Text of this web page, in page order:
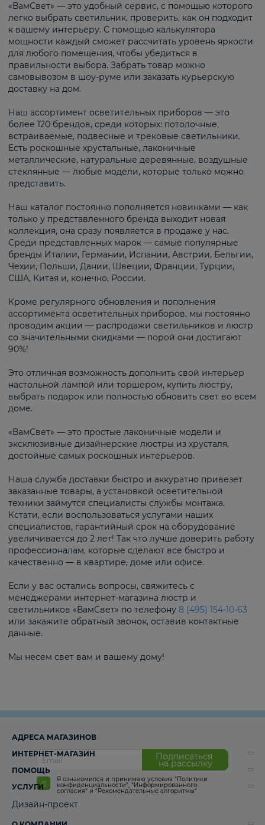
«ВамСвет» — это удобный сервис, с помощью которого
легко выбрать светильник, проверить, как он подходит
к вашему интерьеру. С помощью калькулятора
мощности каждый сможет рассчитать уровень яркости
для любого помещения, чтобы убедиться в
правильности выбора. Забрать товар можно
самовывозом в шоу-руме или заказать курьерскую
доставку на дом.
Наш ассортимент осветительных приборов — это
более 120 брендов, среди которых: потолочные,
встраиваемые, подвесные и трековые светильники.
Есть роскошные хрустальные, лаконичные
металлические, натуральные деревянные, воздушные
стеклянные — любые модели, которые только можно
представить.
Наш каталог постоянно пополняется новинками — как
только у представленного бренда выходит новая
коллекция, она сразу появляется в продаже у нас.
Среди представленных марок — самые популярные
бренды Италии, Германии, Испании, Австрии, Бельгии,
Чехии, Польши, Дании, Швеции, Франции, Турции,
США, Китая и, конечно, России.
Кроме регулярного обновления и пополнения
ассортимента осветительных приборов, мы постоянно
проводим акции — распродажи светильников и люстр
со значительными скидками — порой они достигают
90%!
Это отличная возможность дополнить свой интерьер
настольной лампой или торшером, купить люстру,
выбрать подарок или полностью обновить свет во всем
доме.
«ВамСвет» — это простые лаконичные модели и
эксклюзивные дизайнерские люстры из хрусталя,
достойные самых роскошных интерьеров.
Наша служба доставки быстро и аккуратно привезет
заказанные товары, а установкой осветительной
техники займутся специалисты службы монтажа.
Кстати, если воспользоваться услугами наших
специалистов, гарантийный срок на оборудование
увеличивается до 2 лет! Так что лучше доверить работу
профессионалам, которые сделают всё быстро и
качественно — в квартире, доме или офисе.
Если у вас остались вопросы, свяжитесь с
менеджерами интернет-магазина люстр и
светильников «ВамСвет» по телефону 8 (495) 154-10-63
или закажите обратный звонок, оставив контактные
данные.
Мы несем свет вам и вашему дому!
Подписаться
на рассылку
Я ознакомился и принимаю условия “Политики
конфиденциальности”, “Информированного
согласия“ и “Рекомендательные алгоритмы“
АДРЕСА МАГАЗИНОВ
ИНТЕРНЕТ-МАГАЗИН
ПОМОЩЬ
УСЛУГИ
Дизайн-проект